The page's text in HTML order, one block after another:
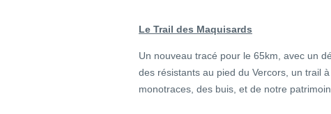
Le Trail des Maquisards
Un nouveau tracé pour le 65km, avec un
des résistants au pied du Vercors, un trail
monotraces, des buis, et de notre